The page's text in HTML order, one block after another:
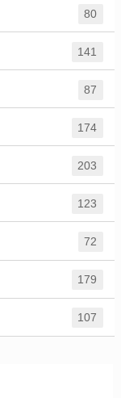
80
141
87
174
203
123
72
179
107